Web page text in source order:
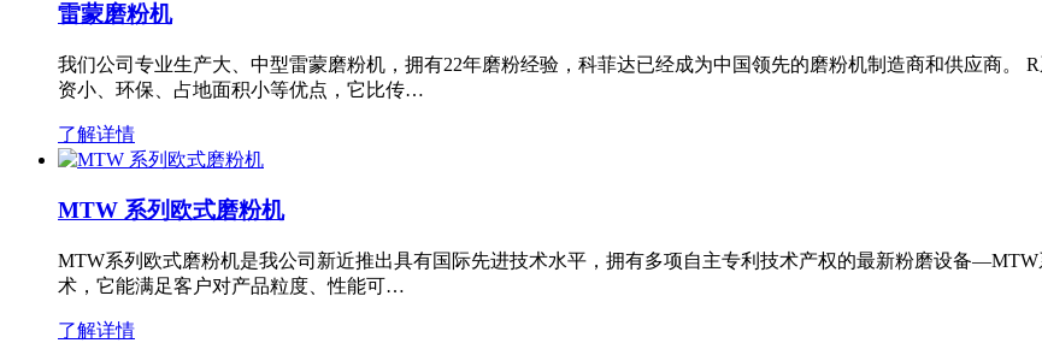
雷蒙磨粉机
我们公司专业生产大、中型雷蒙磨粉机，拥有22年磨粉经验，科菲达已经成为中国领先的磨粉机制造商和供应商。
资小、环保、占地面积小等优点，它比传…
了解详情
MTW 系列欧式磨粉机
MTW系列欧式磨粉机是我公司新近推出具有国际先进技术水平，拥有多项自主专利技术产权的最新粉磨设备
术，它能满足客户对产品粒度、性能可…
了解详情